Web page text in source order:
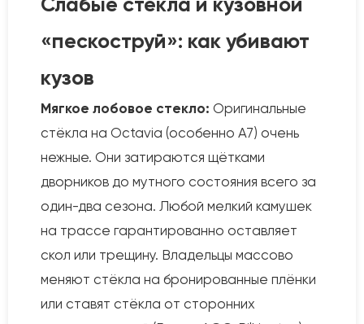
«пескоструй»: как убивают
кузов
Мягкое лобовое стекло: Оригинальные
стёкла на Octavia (особенно A7) очень
нежные. Они затираются щётками
дворников до мутного состояния всего за
один-два сезона. Любой мелкий камушек
на трассе гарантированно оставляет
скол или трещину. Владельцы массово
меняют стёкла на бронированные плёнки
или ставят стёкла от сторонних